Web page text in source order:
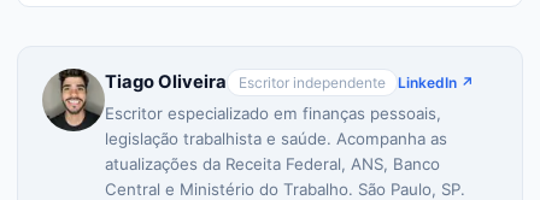
Tiago Oliveira Escritor independente LinkedIn ↗
Escritor especializado em finanças pessoais,
legislação trabalhista e saúde. Acompanha as
atualizações da Receita Federal, ANS, Banco
Central e Ministério do Trabalho. São Paulo, SP.